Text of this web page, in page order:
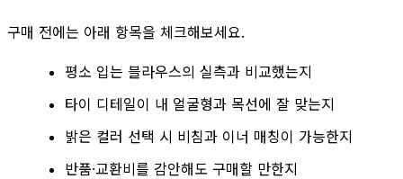
구매 전에는 아래 항목을 체크해보세요.
평소 입는 블라우스의 실측과 비교했는지
타이 디테일이 내 얼굴형과 목선에 잘 맞는지
밝은 컬러 선택 시 비침과 이너 매칭이 가능한지
반품·교환비를 감안해도 구매할 만한지